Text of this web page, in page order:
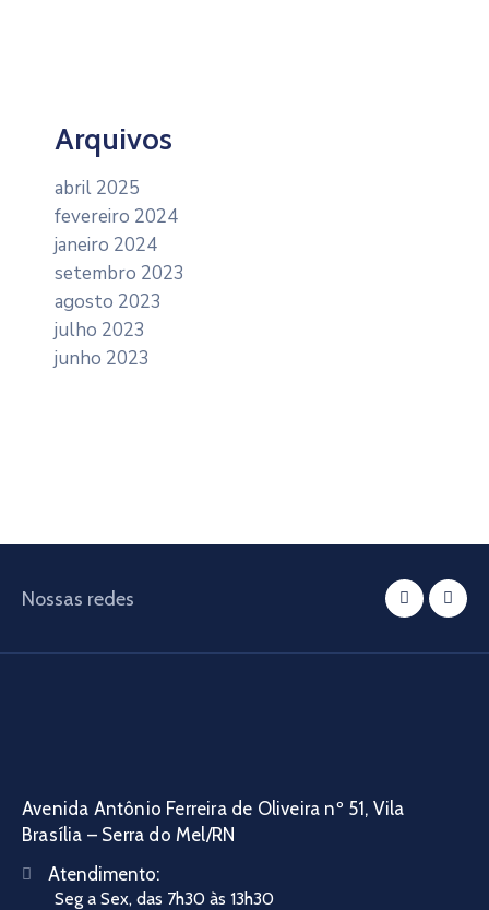
Arquivos
abril 2025
fevereiro 2024
janeiro 2024
setembro 2023
agosto 2023
julho 2023
junho 2023
Nossas redes
Avenida Antônio Ferreira de Oliveira nº 51, Vila
Brasília – Serra do Mel/RN
Atendimento:
Seg a Sex, das 7h30 às 13h30